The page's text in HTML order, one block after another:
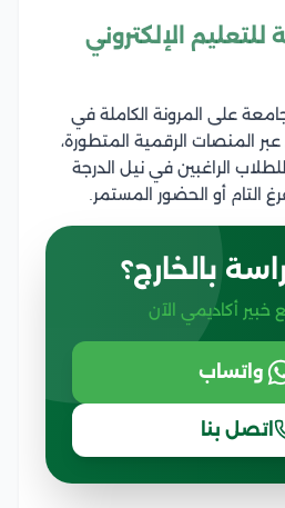
للتعليم الإلكتروني
على المرونة الكاملة في
المنصات الرقمية المتطورة،
الراغبين في نيل الدرجة
التام أو الحضور المستمر.
بالخارج؟
أكاديمي الآن
واتساب
اتصل بنا